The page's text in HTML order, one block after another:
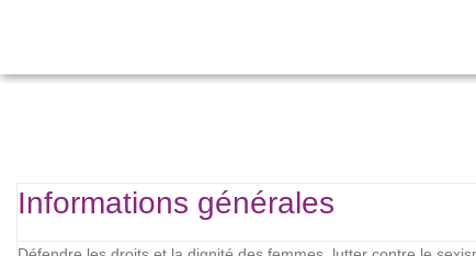
Informations générales